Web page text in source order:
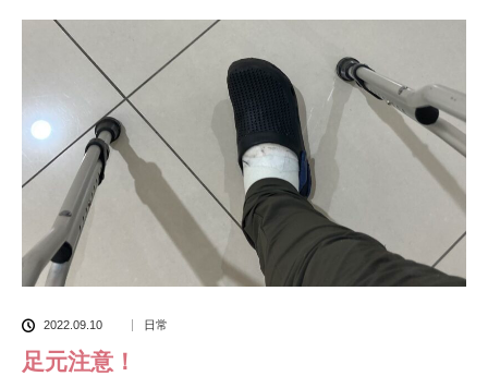
2022.09.10 日常
足元注意！